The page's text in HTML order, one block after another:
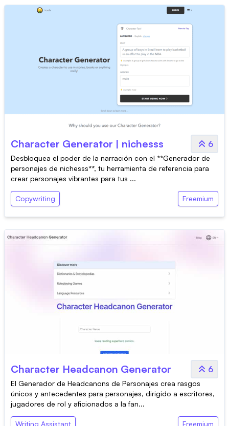
Character Generator | nichesss 6
Desbloquea el poder de la narración con el **Generador de
personajes de nichesss**, tu herramienta de referencia para
crear personajes vibrantes para tus ...
Copywriting Freemium
Character Headcanon Generator 6
El Generador de Headcanons de Personajes crea rasgos
únicos y antecedentes para personajes, dirigido a escritores,
jugadores de rol y aficionados a la fan...
Writing Assistant Freemium